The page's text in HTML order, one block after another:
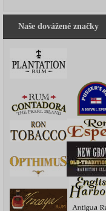
Naše dovážené značky